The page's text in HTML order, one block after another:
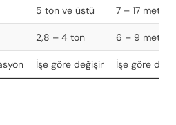
5 ton ve üstü 7 – 17 metre
2,8 – 4 ton 6 – 9 metre
İşe göre değişir İşe göre